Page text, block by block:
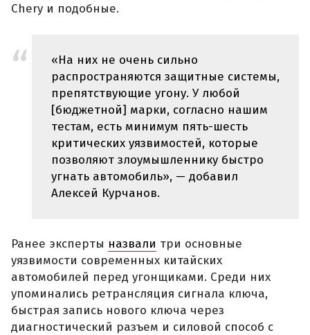
Chery и подобные.
«На них не очень сильно
распространяются защитные системы,
препятствующие угону. У любой
[бюджетной] марки, согласно нашим
тестам, есть минимум пять-шесть
критических уязвимостей, которые
позволяют злоумышленнику быстро
угнать автомобиль», — добавил
Алексей Курчанов.
Ранее эксперты назвали три основные
уязвимости современных китайских
автомобилей перед угонщиками. Среди них
упоминались ретрансляция сигнала ключа,
быстрая запись нового ключа через
диагностический разъем и силовой способ с